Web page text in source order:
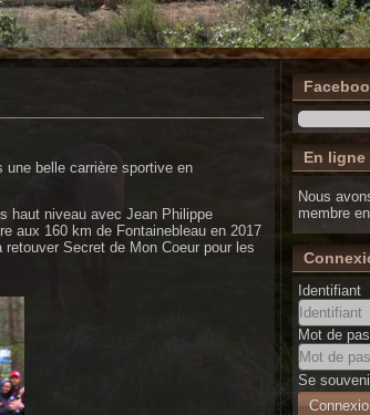
belle carrière sportive en
haut niveau avec Jean Philippe
aux 160 km de Fontainebleau en 2017
Secret de Mon Coeur pour les
En ligne
Nous
membre
Identifiant
Mot de
Se